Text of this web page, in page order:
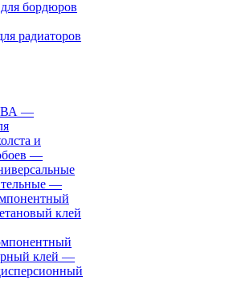
бордюров
радиаторов
—
и
—
—
клей
клей —